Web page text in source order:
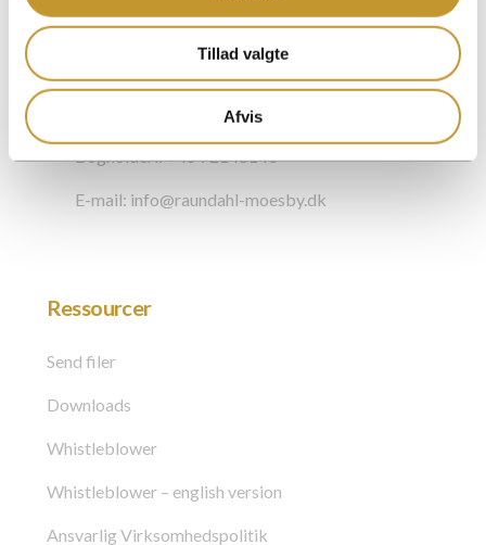
Tillad valgte
Afvis
Telefon: +45 72 148 148
Bogholderi: +45 72148140
E-mail: info@raundahl-moesby.dk
Ressourcer
Send filer
Downloads
Whistleblower
Whistleblower – english version
Ansvarlig Virksomhedspolitik